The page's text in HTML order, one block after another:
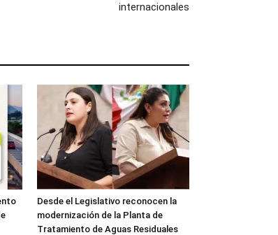
internacionales
Desde el Legislativo reconocen la
modernización de la Planta de
Tratamiento de Aguas Residuales